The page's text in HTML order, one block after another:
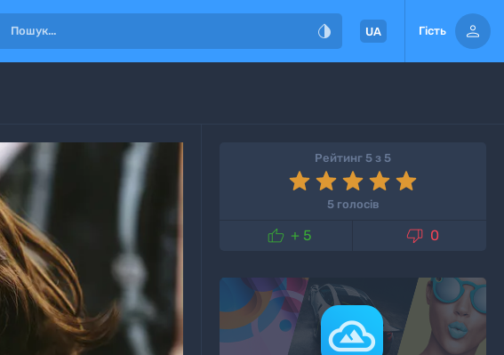
 UA Гість 
Рейтинг 5 з 5
5 голосів
 + 5  0